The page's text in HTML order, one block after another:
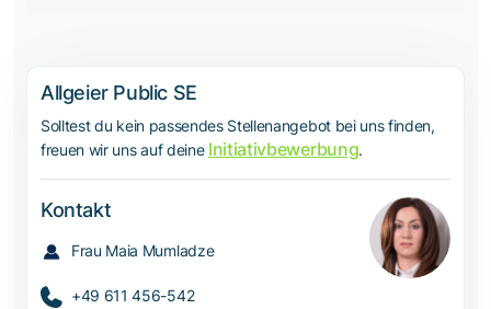
Allgeier Public SE
Solltest du kein passendes Stellenangebot bei uns finden,
freuen wir uns auf deine Initiativbewerbung.
Kontakt
Frau Maia Mumladze
+49 611 456-542